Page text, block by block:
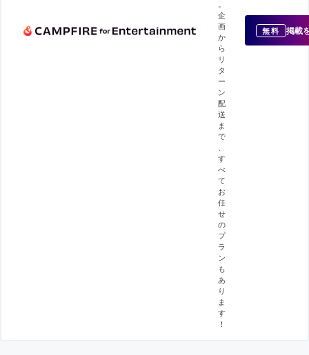
。
企
画
か
ら
リ
タ
ー
ン
配
送
ま
で
、
す
べ
て
お
任
せ
の
プ
ラ
ン
も
あ
り
ま
す
！
無料 掲載